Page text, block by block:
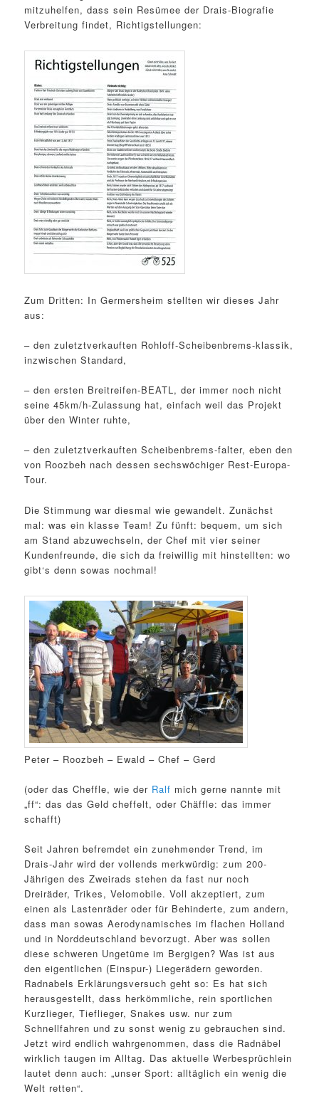
mitzuhelfen, dass sein Resümee der Drais-Biografie
Verbreitung findet, Richtigstellungen:
Zum Dritten: In Germersheim stellten wir dieses Jahr
aus:
– den zuletztverkauften Rohloff-Scheibenbrems-klassik,
inzwischen Standard,
– den ersten Breitreifen-BEATL, der immer noch nicht
seine 45km/h-Zulassung hat, einfach weil das Projekt
über den Winter ruhte,
– den zuletztverkauften Scheibenbrems-falter, eben den
von Roozbeh nach dessen sechswöchiger Rest-Europa-
Tour.
Die Stimmung war diesmal wie gewandelt. Zunächst
mal: was ein klasse Team! Zu fünft: bequem, um sich
am Stand abzuwechseln, der Chef mit vier seiner
Kundenfreunde, die sich da freiwillig mit hinstellten: wo
gibt‘s denn sowas nochmal!
Peter – Roozbeh – Ewald – Chef – Gerd
(oder das Cheffle, wie der Ralf mich gerne nannte mit
„ff“: das das Geld cheffelt, oder Chäffle: das immer
schafft)
Seit Jahren befremdet ein zunehmender Trend, im
Drais-Jahr wird der vollends merkwürdig: zum 200-
Jährigen des Zweirads stehen da fast nur noch
Dreiräder, Trikes, Velomobile. Voll akzeptiert, zum
einen als Lastenräder oder für Behinderte, zum andern,
dass man sowas Aerodynamisches im flachen Holland
und in Norddeutschland bevorzugt. Aber was sollen
diese schweren Ungetüme im Bergigen? Was ist aus
den eigentlichen (Einspur-) Liegerädern geworden.
Radnabels Erklärungsversuch geht so: Es hat sich
herausgestellt, dass herkömmliche, rein sportlichen
Kurzlieger, Tieflieger, Snakes usw. nur zum
Schnellfahren und zu sonst wenig zu gebrauchen sind.
Jetzt wird endlich wahrgenommen, dass die Radnäbel
wirklich taugen im Alltag. Das aktuelle Werbesprüchlein
lautet denn auch: „unser Sport: alltäglich ein wenig die
Welt retten“.